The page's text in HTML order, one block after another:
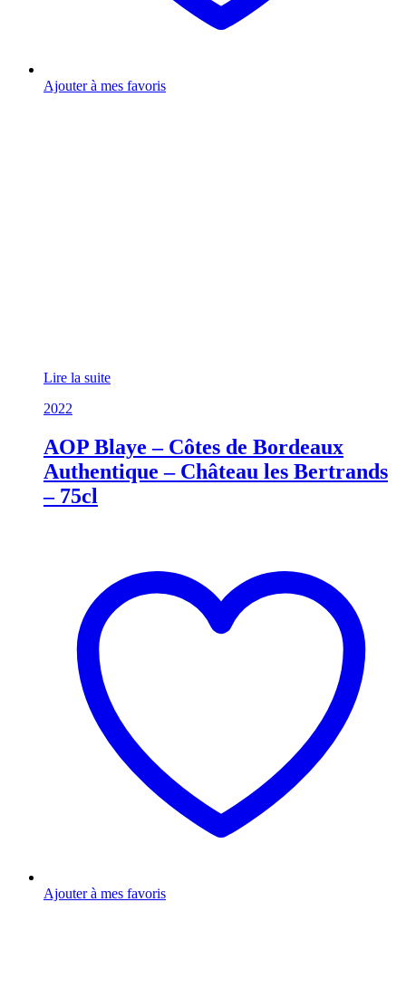
Ajouter à mes favoris
Lire la suite
2022
AOP Blaye – Côtes de Bordeaux
Authentique – Château les Bertrands
– 75cl
Ajouter à mes favoris